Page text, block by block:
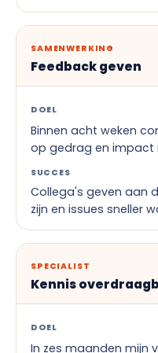
SAMENWERKING
Feedback geven
DOEL
Binnen acht weken
op gedrag en impact
SUCCES
Collega's geven aan
zijn en issues sneller
SPECIALIST
Kennis
DOEL
In zes maanden mijn